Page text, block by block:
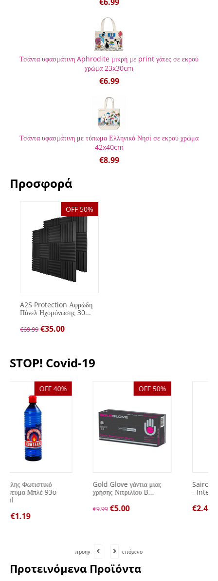
Τσάντα υφασμάτινη Aphrodite μικρή με print γάτες σε εκρού
χρώμα 23x30cm
€6.99
Τσάντα υφασμάτινη με τύπωμα Ελληνικό Νησί σε εκρού χρώμα
42x40cm
€8.99
Προσφορά
OFF 50%
A2S Protection Αφρώδη
Πάνελ Ηχομόνωσης 30...
€69.99 €35.00
STOP! Covid-19
OFF 50%
Gold Glove γάντια μιας
χρήσης Νιτριλίου B...
Sairo Υγρό σαπούνι χεριών
- Intense 500ml
€2.49
προηγ επόμενο
Προτεινόμενα Προϊόντα